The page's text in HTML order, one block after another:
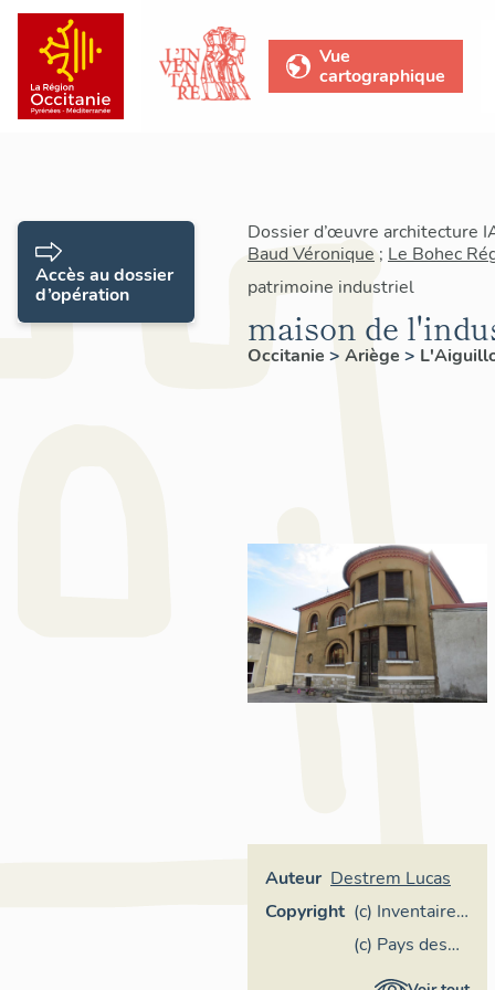
Vue
cartographique
Dossier d’œuvre architecture
Baud Véronique ; Le Bohec
patrimoine industriel
maison de
Occitanie > Ariège >
Auteur Destrem Lucas
Copyright (c) Inventaire
général
Région
(c) Pays des
Pyrénées
Accès au dossier
d’opération